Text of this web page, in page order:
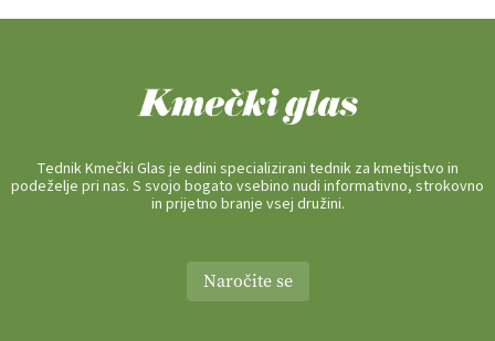
Tednik Kmečki Glas je edini specializirani tednik za kmetijstvo in
podeželje pri nas. S svojo bogato vsebino nudi informativno, strokovno
in prijetno branje vsej družini.
Naročite se